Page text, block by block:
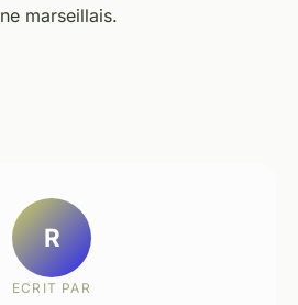
marseillais.
R
ECRIT PAR